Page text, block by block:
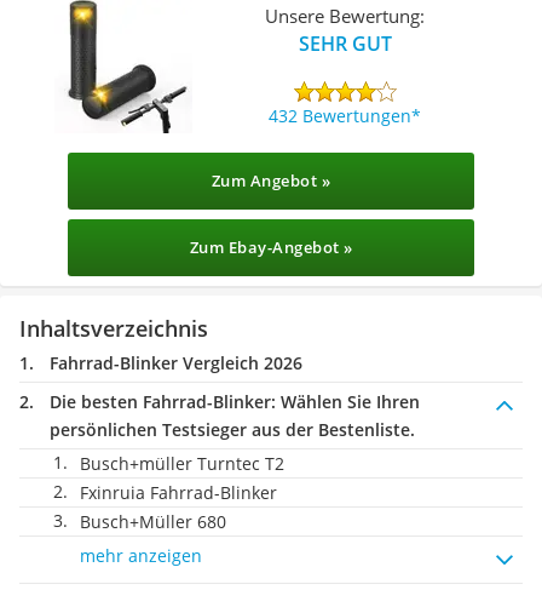
Unsere Bewertung:
SEHR GUT
432 Bewertungen
Zum Angebot »
Zum Ebay-Angebot »
Inhaltsverzeichnis
Fahrrad-Blinker Vergleich 2026
Die besten Fahrrad-Blinker: Wählen Sie Ihren
persönlichen Testsieger aus der Bestenliste.
Busch+müller Turntec T2
Fxinruia Fahrrad-Blinker
Busch+Müller 680
mehr anzeigen